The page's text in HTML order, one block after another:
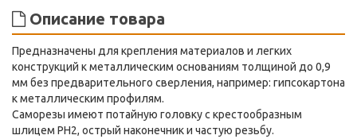
Описание товара
Предназначены для крепления материалов и легких
конструкций к металлическим основаниям толщиной до 0,9
мм без предварительного сверления, например: гипсокартона
к металлическим профилям.
Саморезы имеют потайную головку с крестообразным
шлицем PH2, острый наконечник и частую резьбу.